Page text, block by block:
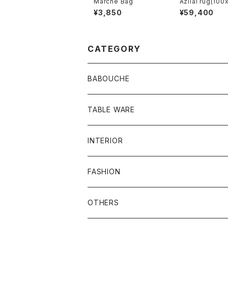
¥3,850 ¥59,400
CATEGORY
BABOUCHE
シンプル
刺繍
ビーズ
刺繍ビーズ
TABLE WARE
食器類
お皿
グラス
その他
INTERIOR
プフ
鏡
FASHION
バッグ
OTHERS